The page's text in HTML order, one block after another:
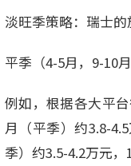
淡旺季策略：瑞士
平季（4-5月，9-10
例如，根据各大平
月（平季）约3.8-
季）约3.5-4.2万元，